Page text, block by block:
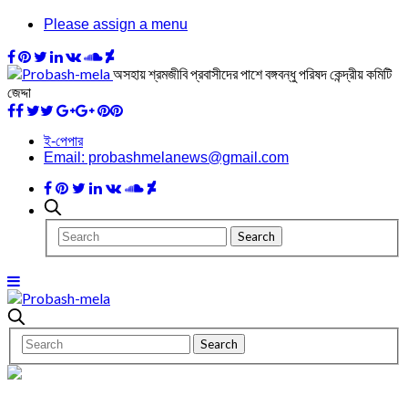
Please assign a menu
অসহায় শ্রমজীবি প্রবাসীদের পাশে বঙ্গবন্ধু পরিষদ কেন্দ্রীয় কমিটি
জেদ্দা
ই-পেপার
Email: probashmelanews@gmail.com